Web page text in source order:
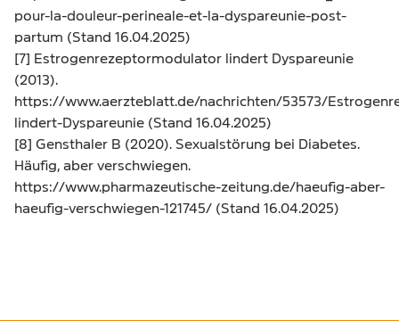
pour-la-douleur-perineale-et-la-dyspareunie-post-
partum (Stand 16.04.2025)
[7] Estrogenrezeptormodulator lindert Dyspareunie
(2013).
https://www.aerzteblatt.de/nachrichten/53573/
lindert-Dyspareunie (Stand 16.04.2025)
[8] Gensthaler B (2020). Sexualstörung bei Diabetes.
Häufig, aber verschwiegen.
https://www.pharmazeutische-zeitung.de/haeufig-aber-
haeufig-verschwiegen-121745/ (Stand 16.04.2025)